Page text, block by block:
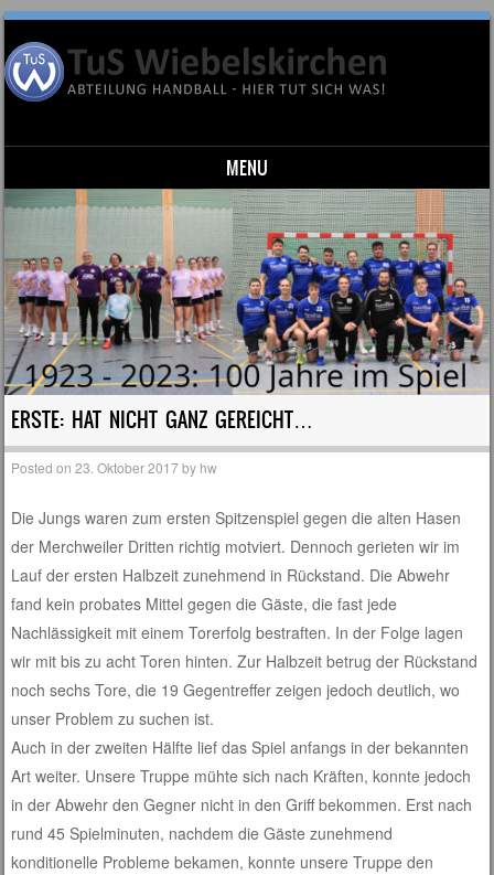
MENU
Skip to content
ERSTE: HAT NICHT GANZ GEREICHT…
Posted on23. Oktober 2017by hw
Die Jungs waren zum ersten Spitzenspiel gegen die alten Hasen
der Merchweiler Dritten richtig motviert. Dennoch gerieten wir im
Lauf der ersten Halbzeit zunehmend in Rückstand. Die Abwehr
fand kein probates Mittel gegen die Gäste, die fast jede
Nachlässigkeit mit einem Torerfolg bestraften. In der Folge lagen
wir mit bis zu acht Toren hinten. Zur Halbzeit betrug der Rückstand
noch sechs Tore, die 19 Gegentreffer zeigen jedoch deutlich, wo
unser Problem zu suchen ist.
Auch in der zweiten Hälfte lief das Spiel anfangs in der bekannten
Art weiter. Unsere Truppe mühte sich nach Kräften, konnte jedoch
in der Abwehr den Gegner nicht in den Griff bekommen. Erst nach
rund 45 Spielminuten, nachdem die Gäste zunehmend
konditionelle Probleme bekamen, konnte unsere Truppe den